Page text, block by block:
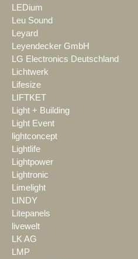
LEDium
Leu Sound
Leyard
Leyendecker GmbH
LG Electronics Deutschland
Lichtwerk
Lifesize
LIFTKET
Light + Building
Light Event
lightconcept
Lightlife
Lightpower
Lightronic
Limelight
LINDY
Litepanels
livewelt
LK AG
LMP